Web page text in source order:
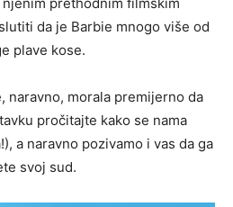
da je Barbie mnogo više od
plave kose.
naravno, morala premijerno da
pročitajte kako se nama
a naravno pozivamo i vas da ga
svoj sud.